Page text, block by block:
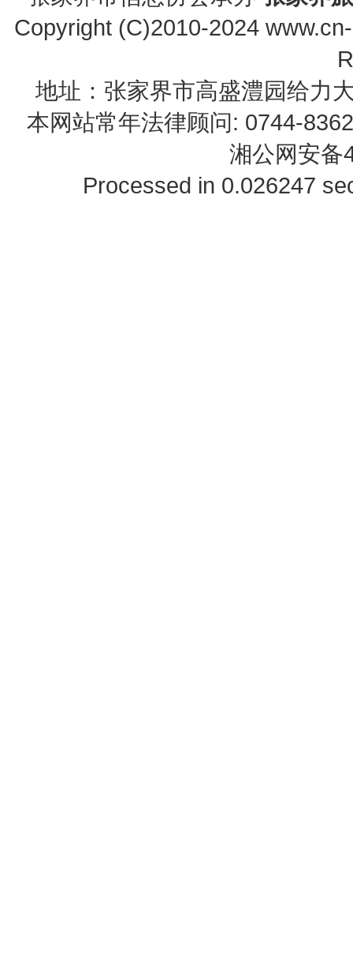
Copyright (C)2010-2024
地址：张家界市高盛澧园给力
本网站常年法律顾问: 0744-
湘公网安备
Processed in 0.026247